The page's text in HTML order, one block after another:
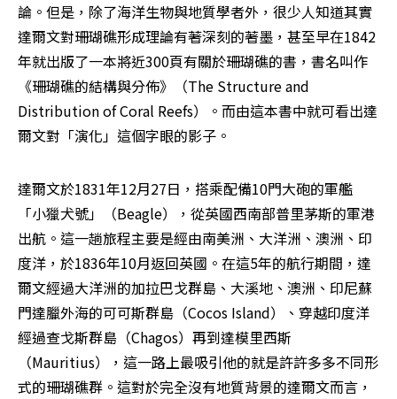
論。但是，除了海洋生物與地質學者外，很少人知道其實
達爾文對珊瑚礁形成理論有著深刻的著墨，甚至早在1842
年就出版了一本將近300頁有關於珊瑚礁的書，書名叫作
《珊瑚礁的結構與分佈》（The Structure and
Distribution of Coral Reefs）。而由這本書中就可看出達
爾文對「演化」這個字眼的影子。
達爾文於1831年12月27日，搭乘配備10門大砲的軍艦
「小獵犬號」（Beagle），從英國西南部普里茅斯的軍港
出航。這一趟旅程主要是經由南美洲、大洋洲、澳洲、印
度洋，於1836年10月返回英國。在這5年的航行期間，達
爾文經過大洋洲的加拉巴戈群島、大溪地、澳洲、印尼蘇
門達臘外海的可可斯群島（Cocos Island）、穿越印度洋
經過查戈斯群島（Chagos）再到達模里西斯
（Mauritius），這一路上最吸引他的就是許許多多不同形
式的珊瑚礁群。這對於完全沒有地質背景的達爾文而言，